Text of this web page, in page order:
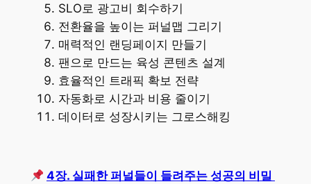
SLO로 광고비 회수하기
전환율을 높이는 퍼널맵 그리기
매력적인 랜딩페이지 만들기
팬으로 만드는 육성 콘텐츠 설계
효율적인 트래픽 확보 전략
자동화로 시간과 비용 줄이기
데이터로 성장시키는 그로스해킹
4장. 실패한 퍼널들이 들려주는 성공의 비밀